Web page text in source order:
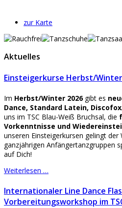
zur Karte
Aktuelles
Einsteigerkurse Herbst/
Im Herbst/Winter 2026gibt es
Dance, Standard Latein,
uns im TSC Blau-Weiß Bruchsal, die
Vorkenntnisse und
unseren Einsteigerkursen gelingt der
ganzjährigen Anfängertanzgruppen
auf Dich!
Weiterlesen …
Internationaler Line Dance
Vorbereitungsworkshop im